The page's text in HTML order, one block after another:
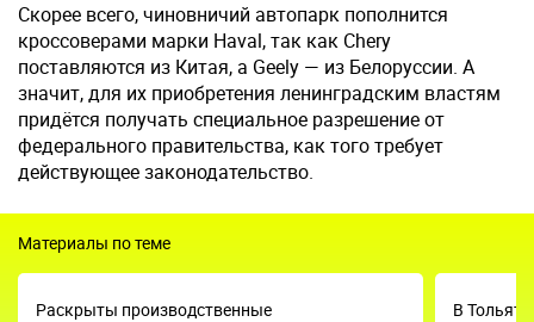
Скорее всего, чиновничий автопарк пополнится
кроссоверами марки Haval, так как Chery
поставляются из Китая, а Geely — из Белоруссии. А
значит, для их приобретения ленинградским властям
придётся получать специальное разрешение от
федерального правительства, как того требует
действующее законодательство.
Материалы по теме
Раскрыты производственные
В